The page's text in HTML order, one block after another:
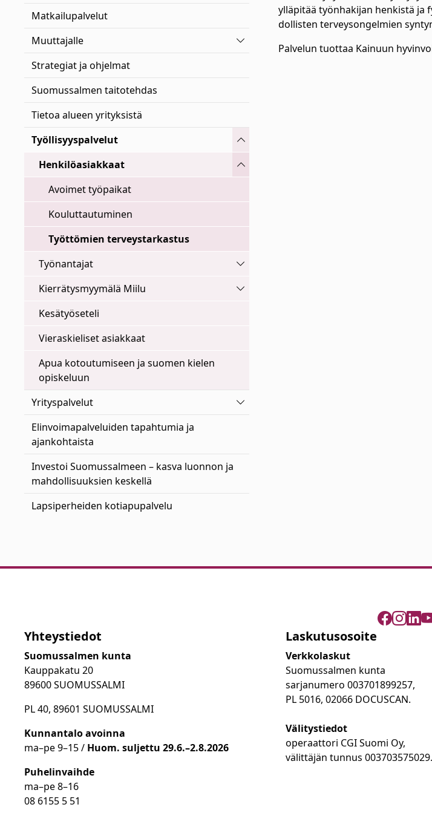
Matkailupalvelut
Muuttajalle
Vaihda alasvetovalikkoa
Strategiat ja ohjelmat
Suomussalmen taitotehdas
Tietoa alueen yrityksistä
Työllisyyspalvelut
Vaihda alasvetovalikkoa
Henkilöasiakkaat
Vaihda alasvetovalikkoa
Avoimet työpaikat
Kouluttautuminen
Työttömien terveystarkastus
Työnantajat
Vaihda alasvetovalikkoa
Kierrätysmyymälä Miilu
Vaihda alasvetovalikkoa
Kesätyöseteli
Vieraskieliset asiakkaat
Apua kotoutumiseen ja suomen kielen
opiskeluun
Yrityspalvelut
Vaihda alasvetovalikkoa
Elinvoimapalveluiden tapahtumia ja
ajankohtaista
Investoi Suomussalmeen – kasva luonnon ja
mahdollisuuksien keskellä
Lapsiperheiden kotiapupalvelu
yl­lä­pi­tää työn­ha­ki­jan hen­kis­tä ja
dol­lis­ten ter­vey­son­gel­mien
Palvelun tuottaa Kainuun
Yhteystiedot
Suomussalmen kunta
Kauppakatu 20
89600 SUOMUSSALMI
PL 40, 89601 SUOMUSSALMI
Kunnantalo avoinna
ma–pe 9–15 / Huom. suljettu 29.6.–2.8.2026
Puhelinvaihde
ma–pe 8–16
08 6155 5 51
Laskutusosoite
Verkkolaskut
Suomussalmen kunta
sarjanumero 003701899257,
PL 5016, 02066 DOCUSCAN.
Välitystiedot
operaattori CGI Suomi Oy,
välittäjän tunnus 003703575029.